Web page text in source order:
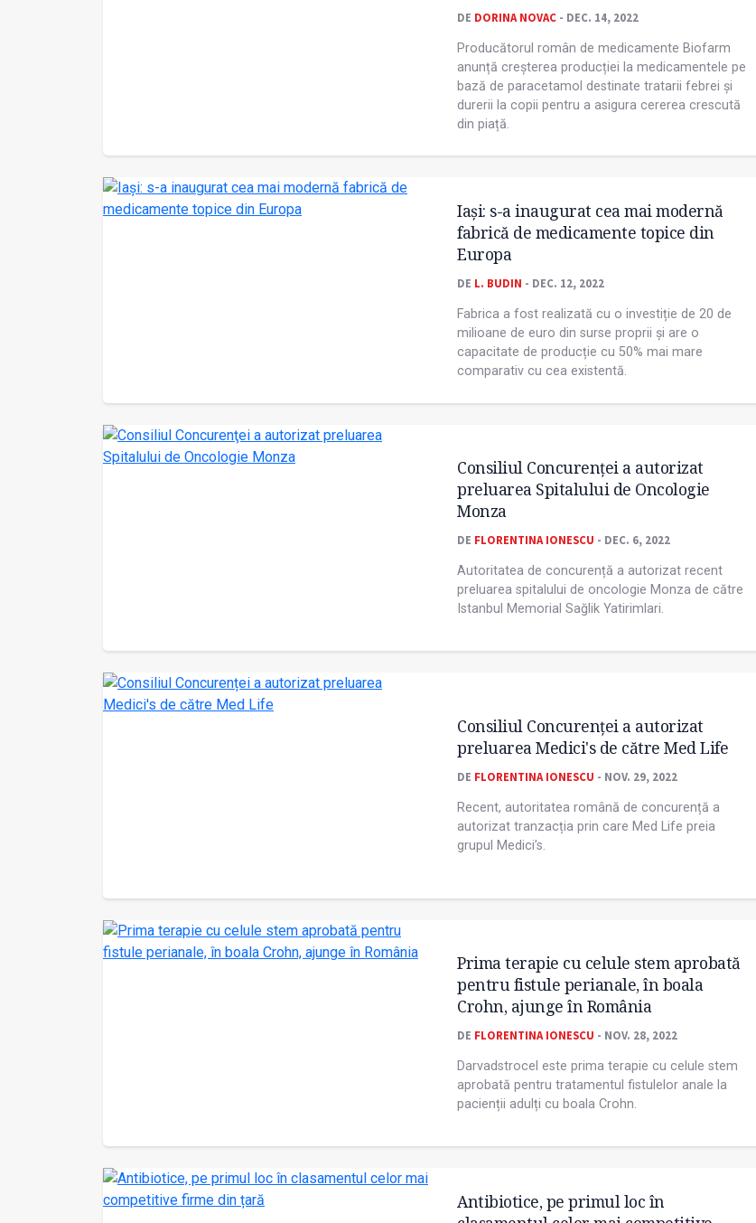
DE DORINA NOVAC - DEC. 14, 2022
Producătorul român de medicamente Biofarm
anunță creșterea producției la medicamentele pe
bază de paracetamol destinate tratarii febrei și
durerii la copii pentru a asigura cererea crescută
din piață.
Iași: s-a inaugurat cea mai modernă
fabrică de medicamente topice din
Europa
DE L. BUDIN - DEC. 12, 2022
Fabrica a fost realizată cu o investiție de 20 de
milioane de euro din surse proprii și are o
capacitate de producție cu 50% mai mare
comparativ cu cea existentă.
Consiliul Concurenţei a autorizat
preluarea Spitalului de Oncologie
Monza
DE FLORENTINA IONESCU - DEC. 6, 2022
Autoritatea de concurență a autorizat recent
preluarea spitalului de oncologie Monza de către
Istanbul Memorial Sağlik Yatirimlari.
Consiliul Concurenței a autorizat
preluarea Medici's de către Med Life
DE FLORENTINA IONESCU - NOV. 29, 2022
Recent, autoritatea română de concurență a
autorizat tranzacția prin care Med Life preia
grupul Medici’s.
Prima terapie cu celule stem aprobată
pentru fistule perianale, în boala
Crohn, ajunge în România
DE FLORENTINA IONESCU - NOV. 28, 2022
Darvadstrocel este prima terapie cu celule stem
aprobată pentru tratamentul fistulelor anale la
pacienții adulți cu boala Crohn.
Antibiotice, pe primul loc în